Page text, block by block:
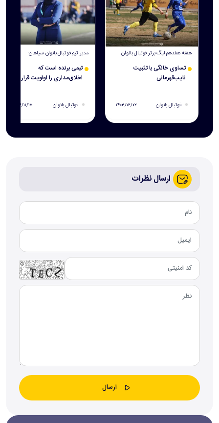
هفته هفدهم لیگ‌ برتر فوتبال بانوان
تساوی خانگی با تثبیت
نایب‌قهرمانی
فوتبال بانوان ۱۴۰۳/۱۲/۰۲
مدیر تیم فوتبال بانوان سپاهان:
تیمی برنده است که
اخلاق‌مداری را اولویت قرار دهد
فوتبال بانوان ۱۴۰۳/۱۱/۱۵
ارسال نظرات